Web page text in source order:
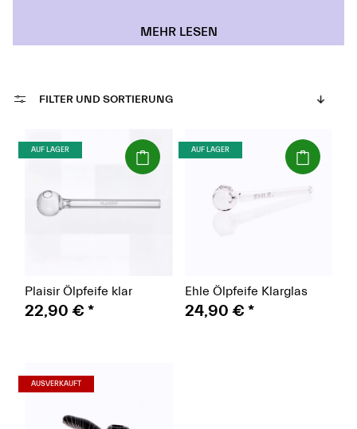
MEHR LESEN
FILTER UND SORTIERUNG
AUF LAGER (Paket)
Plaisir Ölpfeife klar
22,90 € *
AUF LAGER (Paket)
Ehle Ölpfeife Klarglas
24,90 € *
AUSVERKAUFT